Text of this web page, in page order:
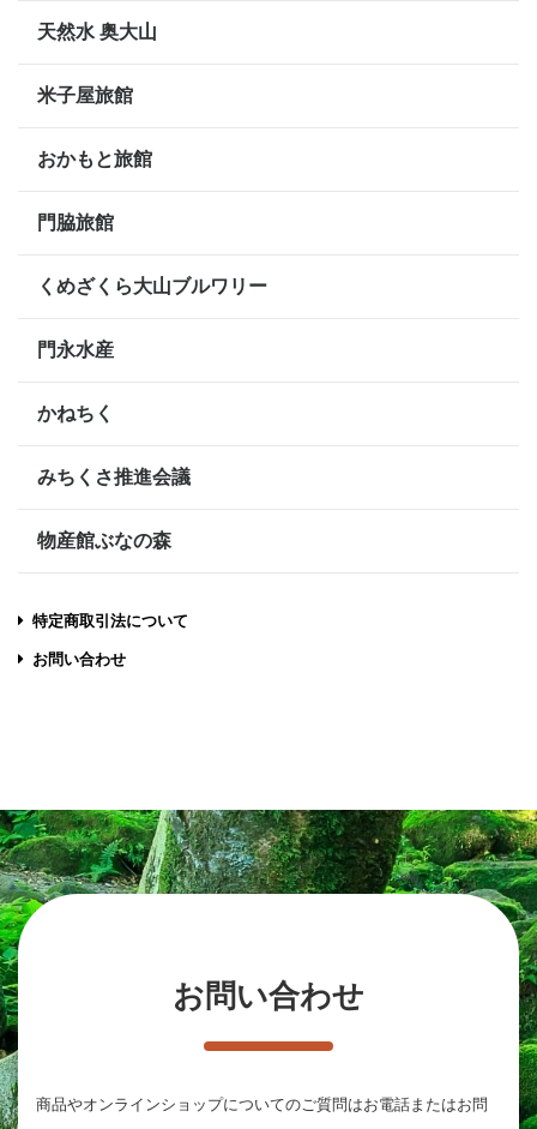
天然水 奥大山
米子屋旅館
おかもと旅館
門脇旅館
くめざくら大山ブルワリー
門永水産
かねちく
みちくさ推進会議
物産館ぶなの森
特定商取引法について
お問い合わせ
お問い合わせ
商品やオンラインショップについてのご質問はお電話またはお問